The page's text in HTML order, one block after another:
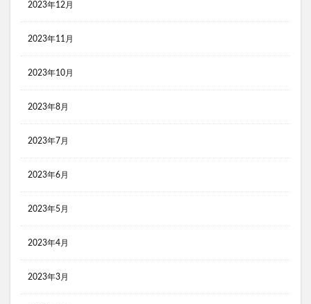
コールマン ツーリングドームテント LX
コールマン ツーリングドームテント おすすめ
コールマン 前室が広い ソロテント
コスパ最高 ソロテント
コンパクト テント コンパクトLEDランタン
コンパクトダッチオーブン おすすめ
コンビニ３大チェーン おにぎり 比較
2023年12月
2023年11月
2023年10月
2023年8月
2023年7月
2023年6月
2023年5月
2023年4月
2023年3月